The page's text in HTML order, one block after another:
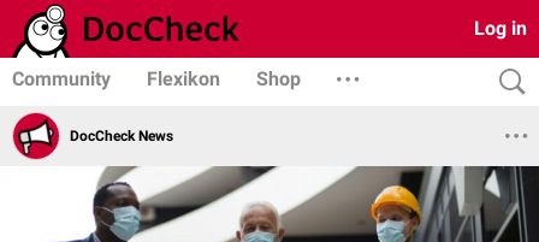
Log in
Community Flexikon Shop
DocCheck News